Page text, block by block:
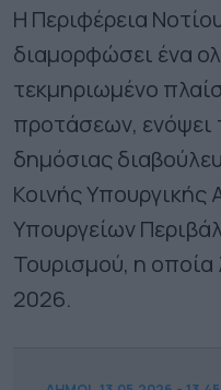
Η Περιφέρεια
διαμορφώσει ένα
τεκμηριωμένο
προτάσεων,
δημόσιας
Κοινής
Υπουργείων
Τουρισμού, η οποία
2026.